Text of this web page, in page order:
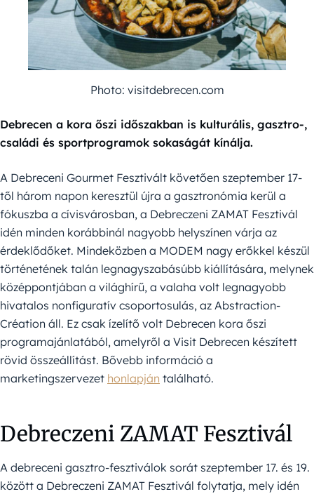
Photo: visitdebrecen.com
Debrecen a kora őszi időszakban is kulturális, gasztro-,
családi és sportprogramok sokaságát kínálja.
A Debreceni Gourmet Fesztivált követően szeptember 17-
től három napon keresztül újra a gasztronómia kerül a
fókuszba a cívisvárosban, a Debreczeni ZAMAT Fesztivál
idén minden korábbinál nagyobb helyszínen várja az
érdeklődőket. Mindeközben a MODEM nagy erőkkel készül
történetének talán legnagyszabásúbb kiállítására, melynek
középpontjában a világhírű, a valaha volt legnagyobb
hivatalos nonfiguratív csoportosulás, az Abstraction-
Création áll. Ez csak ízelítő volt Debrecen kora őszi
programajánlatából, amelyről a Visit Debrecen készített
rövid összeállítást. Bővebb információ a
marketingszervezet honlapján található.
Debreczeni ZAMAT Fesztivál
A debreceni gasztro-fesztiválok sorát szeptember 17. és 19.
között a Debreczeni ZAMAT Fesztivál folytatja, mely idén